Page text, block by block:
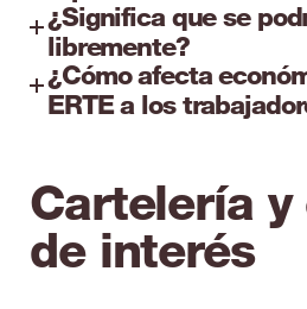
¿Significa que se
libremente?
¿Cómo afecta
ERTE a los
Cartelería y
de interés